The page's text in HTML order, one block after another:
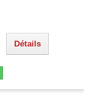
Détails